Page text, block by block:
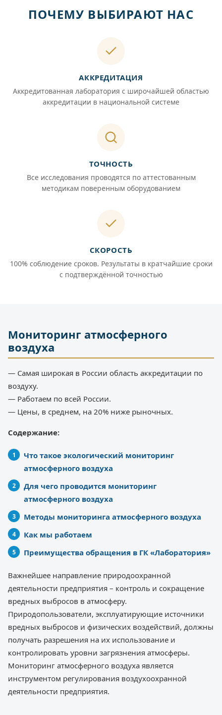
ПОЧЕМУ ВЫБИРАЮТ НАС
АККРЕДИТАЦИЯ
Аккредитованная лаборатория с широчайшей областью
аккредитации в национальной системе
ТОЧНОСТЬ
Все исследования проводятся по аттестованным
методикам поверенным оборудованием
СКОРОСТЬ
100% соблюдение сроков. Результаты в кратчайшие сроки
с подтверждённой точностью
Мониторинг атмосферного
воздуха
— Самая широкая в России область аккредитации по
воздуху.
— Работаем по всей России.
— Цены, в среднем, на 20% ниже рыночных.
Содержание:
Что такое экологический мониторинг
атмосферного воздуха
Для чего проводится мониторинг
атмосферного воздуха
Методы мониторинга атмосферного воздуха
Как мы работаем
Преимущества обращения в ГК «Лаборатория»
Важнейшее направление природоохранной
деятельности предприятия – контроль и сокращение
вредных выбросов в атмосферу.
Природопользователи, эксплуатирующие источники
вредных выбросов и физических воздействий, должны
получать разрешения на их использование и
контролировать уровни загрязнения атмосферы.
Мониторинг атмосферного воздуха является
инструментом регулирования воздухоохранной
деятельности предприятия.